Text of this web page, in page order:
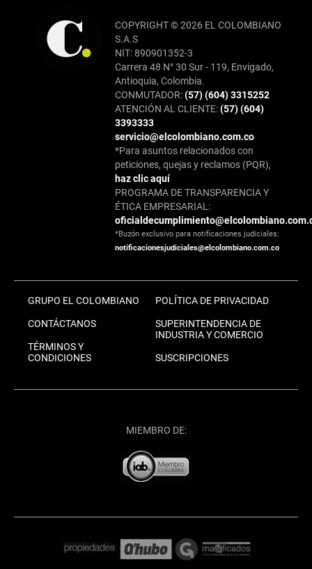
COPYRIGHT © 2026 EL COLOMBIANO
S.A.S
NIT: 890901352-3
Carrera 48 N° 30 Sur - 119, Envigado,
Antioquia, Colombia.
CONMUTADOR:(57) (604) 3315252
ATENCIÓN AL CLIENTE:(57) (604)
3393333
servicio@elcolombiano.com.co
*Para asuntos relacionados con
peticiones, quejas y reclamos (PQR),
haz clic aquí
PROGRAMA DE TRANSPARENCIA Y
ÉTICA EMPRESARIAL:
*Buzón exclusivo para notificaciones judiciales:
notificacionesjudiciales@elcolombiano.com.co
GRUPO EL COLOMBIANO
CONTÁCTANOS
TÉRMINOS Y
CONDICIONES
POLÍTICA DE PRIVACIDAD
SUPERINTENDENCIA DE
INDUSTRIA Y COMERCIO
SUSCRIPCIONES
MIEMBRO DE: